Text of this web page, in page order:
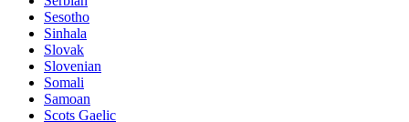
Sesotho
Sinhala
Slovak
Slovenian
Somali
Samoan
Scots Gaelic